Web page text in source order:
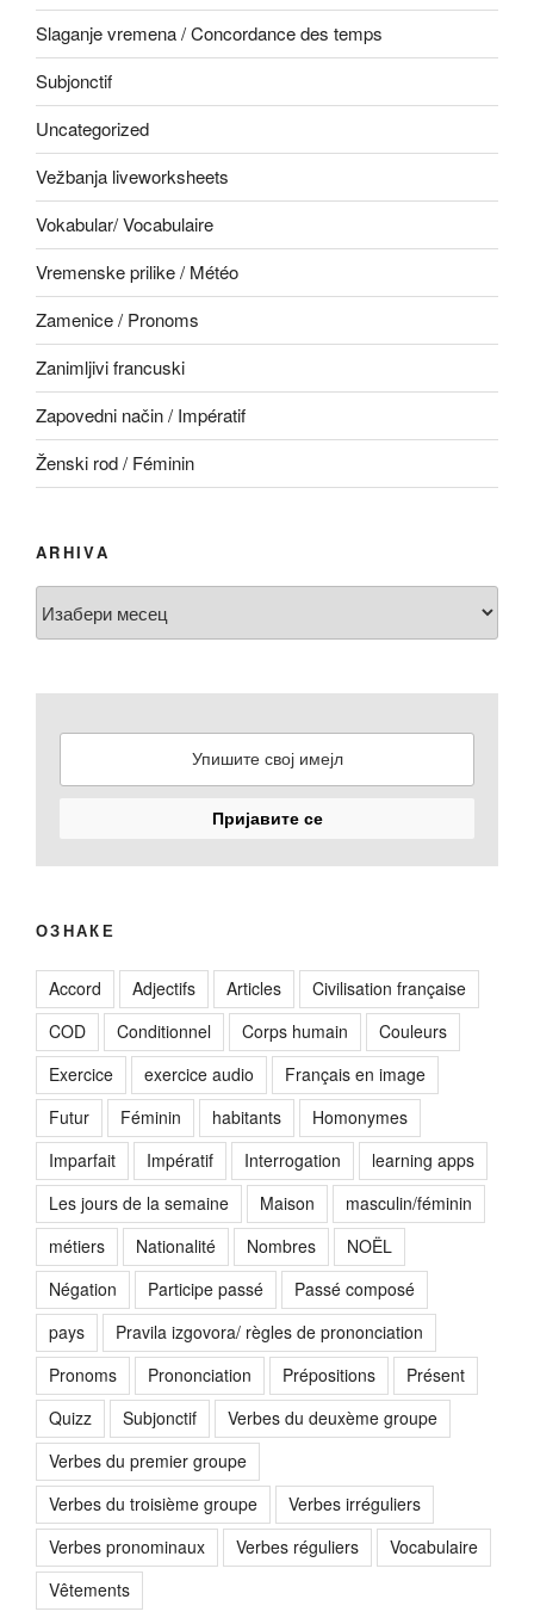
Slaganje vremena / Concordance des temps
Subjonctif
Uncategorized
Vežbanja liveworksheets
Vokabular/ Vocabulaire
Vremenske prilike / Météo
Zamenice / Pronoms
Zanimljivi francuski
Zapovedni način / Impératif
Ženski rod / Féminin
ARHIVA
ОЗНАКЕ
Accord Adjectifs Articles
Civilisation française
COD
Conditionnel Corps humain
Couleurs
Exercice
exercice audio
Français en image
Futur
Féminin habitants
Homonymes
Imparfait
Impératif Interrogation
learning apps
Les jours de la semaine
Maison
masculin/féminin
métiers
Nationalité Nombres
NOËL
Négation
Participe passé
Passé composé
pays
Pravila izgovora/ règles de prononciation
Pronoms
Prononciation Prépositions
Présent
Quizz
Subjonctif
Verbes du deuxème groupe
Verbes du premier groupe
Verbes du troisième groupe
Verbes irréguliers
Verbes pronominaux
Verbes réguliers
Vocabulaire
Vêtements